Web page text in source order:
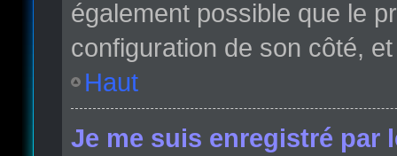
également possible que le
configuration de son côté,
Haut
Je me suis enregistré par